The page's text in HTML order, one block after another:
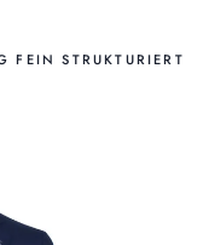
FEIN STRUKTURIERT